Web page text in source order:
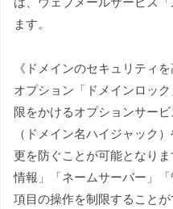
ます。
《ドメインのセキュリティを
オプション「ドメインロッ
限をかけるオプションサー
（ドメイン名ハイジャック
更を防ぐことが可能となり
情報」「ネームサーバー」
項目の操作を制限することが